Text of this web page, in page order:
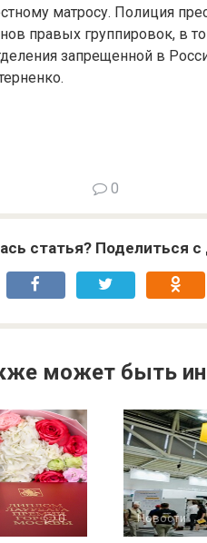
матросу. Полиция
правых группировок, в
запрещенной в
0
статья? Поделиться
может быть
0 Новости